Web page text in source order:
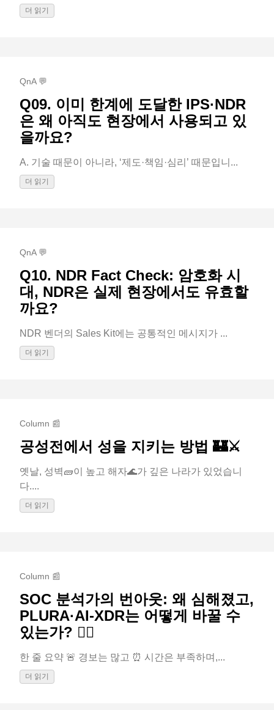
더 읽기
QnA 💬
Q09. 이미 한계에 도달한 IPS·NDR
은 왜 아직도 현장에서 사용되고 있
을까요?
A. 기술 때문이 아니라, ‘제도·책임·심리’ 때문입니...
더 읽기
QnA 💬
Q10. NDR Fact Check: 암호화 시
대, NDR은 실제 현장에서도 유효할
까요?
NDR 벤더의 Sales Kit에는 공통적인 메시지가 ...
더 읽기
Column 📰
공성전에서 성을 지키는 방법 🏰⚔️
옛날, 성벽🧱이 높고 해자🌊가 깊은 나라가 있었습니
다....
더 읽기
Column 📰
SOC 분석가의 번아웃: 왜 심해졌고,
PLURA·AI-XDR는 어떻게 바꿀 수
있는가? 😵‍💫
한 줄 요약 🚨 경보는 많고 ⏰ 시간은 부족하며,...
더 읽기